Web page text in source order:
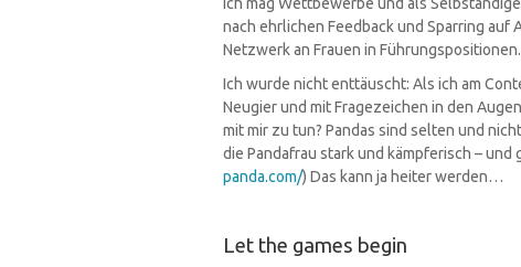
nach ehrlichen Feedback und Sparring auf
Netzwerk an Frauen in
Ich wurde nicht enttäuscht: Als ich am
Neugier und mit Fragezeichen in den
mit mir zu tun? Pandas sind selten und
die Pandafrau stark und kämpferisch – und
panda.com/) Das kann ja heiter werden…
Let the games begin